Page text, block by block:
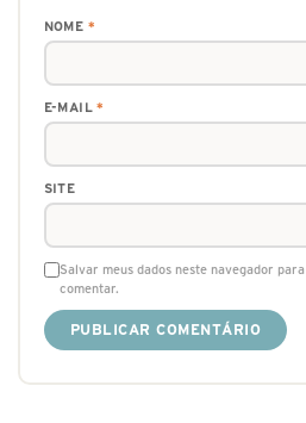
NOME *
E-MAIL*
SITE
Salvar meus dados neste navegador
comentar.